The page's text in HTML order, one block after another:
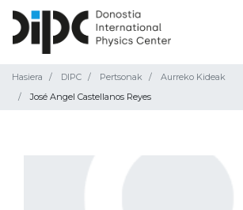
Hasiera DIPC Pertsonak
Aurreko Kideak
José Angel Castellanos Reyes